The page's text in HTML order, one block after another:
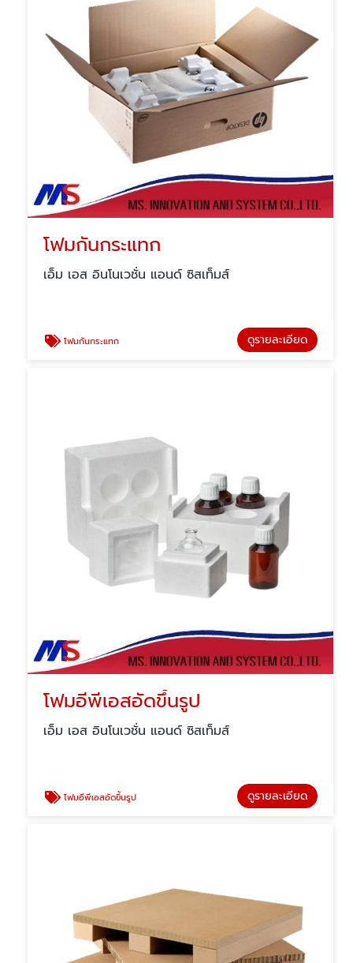
โฟมกันกระแทก
เอ็ม เอส อินโนเวชั่น แอนด์ ซิสเท็มส์
โฟมกันกระแทก ดูรายละเอียด
โฟมอีพีเอสอัดขึ้นรูป
เอ็ม เอส อินโนเวชั่น แอนด์ ซิสเท็มส์
โฟมอีพีเอสอัดขึ้นรูป ดูรายละเอียด